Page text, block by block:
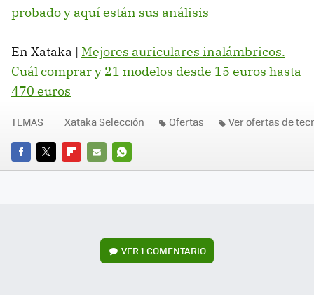
probado y aquí están sus análisis
En Xataka | Mejores auriculares inalámbricos.
Cuál comprar y 21 modelos desde 15 euros hasta
470 euros
FACEBOOK
TWITTERFLIPBOARD
E-
WHATSAPP
TEMAS Xataka Selección Ofertas Ver ofertas de
VER1 COMENTARIO